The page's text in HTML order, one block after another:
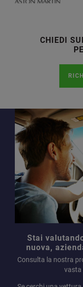
CHIEDI
Stai
nuova,
Consulta la nostra
vasta